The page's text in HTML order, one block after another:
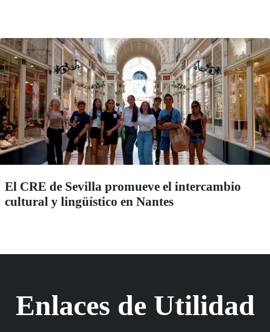
El CRE de Sevilla promueve el intercambio
cultural y lingüístico en Nantes
Enlaces de Utilidad